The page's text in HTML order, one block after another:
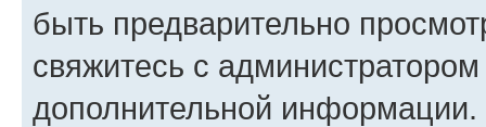
быть предварительно
свяжитесь с
дополнительной информации.